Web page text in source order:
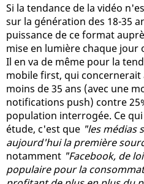
Si la tendance de la vidéo
sur la génération des 18-35
puissance de ce format
mise en lumière chaque jour
Il en va de même pour la
mobile first, qui concernerait
moins de 35 ans (avec une
notifications push) contre
population interrogée. Ce
étude, c'est que "les médias
aujourd'hui la première
notamment "Facebook, de
populaire pour la